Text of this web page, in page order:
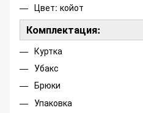
Цвет: койот
Комплектация:
Куртка
Убакс
Брюки
Упаковка